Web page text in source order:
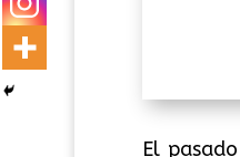
El